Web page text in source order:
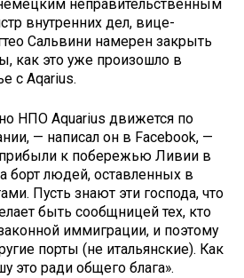
неправительственным
внутренних дел, вице-
Сальвини намерен закрыть
как это уже произошло в
с Aqarius.
НПО Aquarius движется по
— написал он в Facebook, —
к побережью Ливии в
борт людей, оставленных в
Пусть знают эти господа, что
быть сообщницей тех, кто
иммиграции, и поэтому
порты (не итальянские). Как
это ради общего блага».